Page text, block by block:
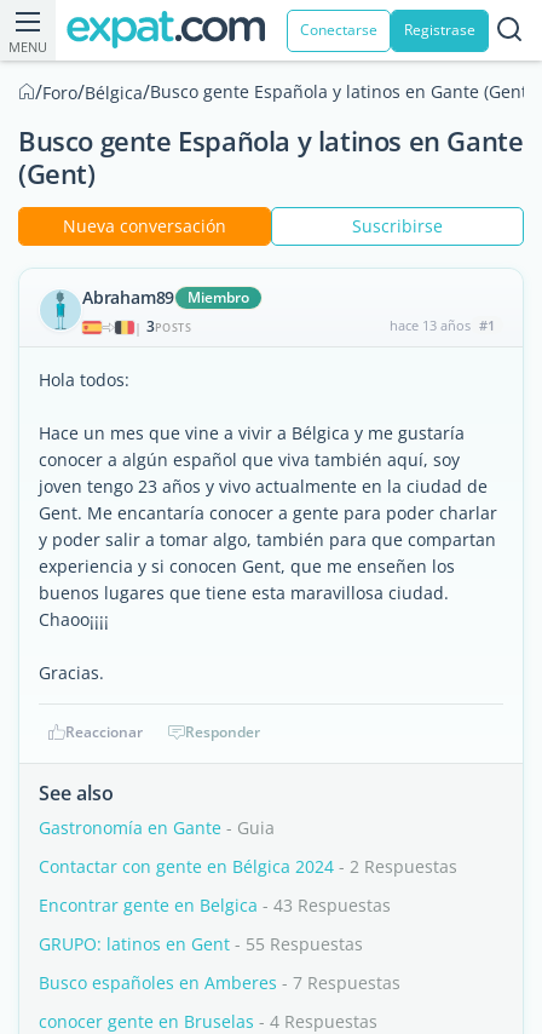
MENU
Conectarse Registrase
/Foro/Bélgica/Busco gente Española y latinos en Gante (Gent)
Busco gente Española y latinos en Gante
(Gent)
Nueva conversación Suscribirse
Abraham89 Miembro
| 3POSTS hace 13 años #1
Hola todos:
Hace un mes que vine a vivir a Bélgica y me gustaría
conocer a algún español que viva también aquí, soy
joven tengo 23 años y vivo actualmente en la ciudad de
Gent. Me encantaría conocer a gente para poder charlar
y poder salir a tomar algo, también para que compartan
experiencia y si conocen Gent, que me enseñen los
buenos lugares que tiene esta maravillosa ciudad.
Chaoo¡¡¡¡
Gracias.
Reaccionar Responder
See also
Gastronomía en Gante - Guia
Contactar con gente en Bélgica 2024 - 2 Respuestas
Encontrar gente en Belgica - 43 Respuestas
GRUPO: latinos en Gent - 55 Respuestas
Busco españoles en Amberes - 7 Respuestas
conocer gente en Bruselas - 4 Respuestas